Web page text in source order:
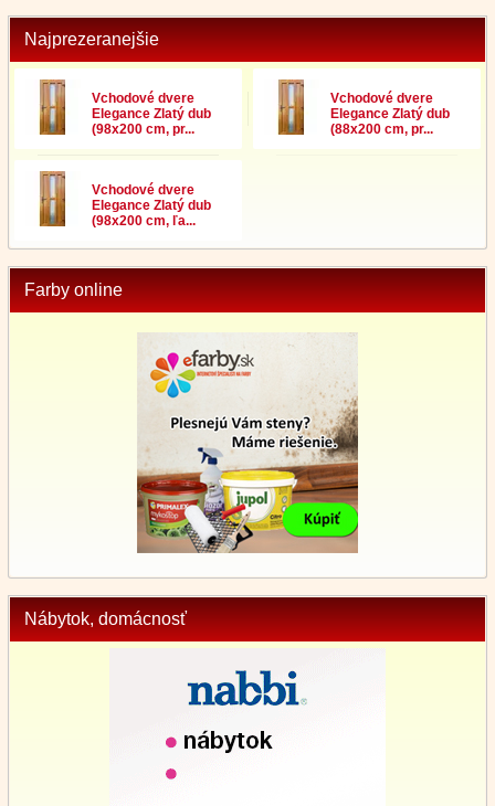
Najprezeranejšie
Vchodové dvere
Elegance Zlatý dub
(98x200 cm, pr...
Vchodové dvere
Elegance Zlatý dub
(88x200 cm, pr...
Vchodové dvere
Elegance Zlatý dub
(98x200 cm, ľa...
Farby online
Nábytok, domácnosť